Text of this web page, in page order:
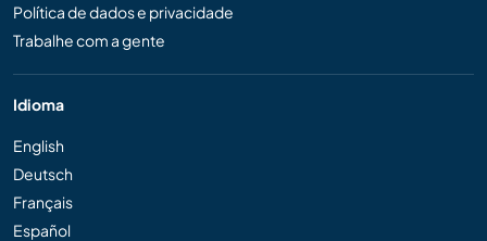
Política de dados e privacidade
Trabalhe com a gente
Idioma
English
Deutsch
Français
Español